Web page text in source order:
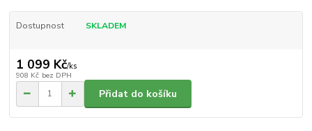
Dostupnost SKLADEM
1 099 Kč/ks
908 Kč bez DPH
Přidat do košíku